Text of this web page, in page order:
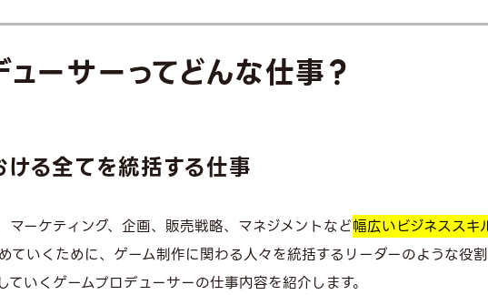
ーサーってどんな仕事？
る全てを統括する仕事
マーケティング、企画、販売戦略、マネジメントなど幅広いビジネススキ
ていくために、ゲーム制作に関わる人々を統括するリーダーのような役
ていくゲームプロデューサーの仕事内容を紹介します。